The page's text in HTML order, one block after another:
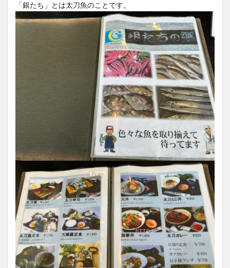
「銀たち」とは太刀魚のことです。